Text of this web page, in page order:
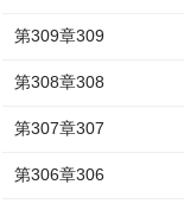
第309章309
第308章308
第307章307
第306章306